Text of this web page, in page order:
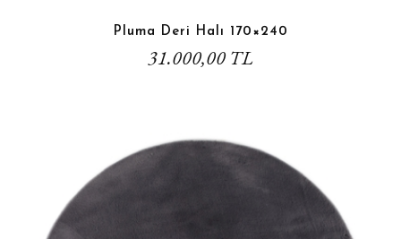
Pluma Deri Halı 170×240
31.000,00 TL